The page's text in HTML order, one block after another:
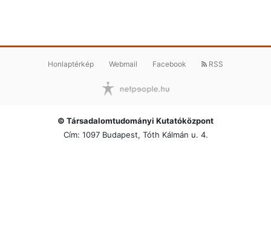
Honlaptérkép Webmail Facebook RSS
© Társadalomtudományi Kutatóközpont
Cím: 1097 Budapest, Tóth Kálmán u. 4.